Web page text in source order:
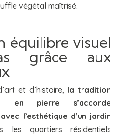
végétal maîtrisé.
équilibre visuel
grâce aux
et d’histoire, la tradition
en pierre s’accorde
l’esthétique d’un jardin
les quartiers résidentiels